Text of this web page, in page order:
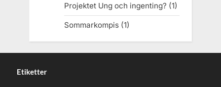
Projektet Ung och ingenting? (1)
Sommarkompis(1)
Etiketter